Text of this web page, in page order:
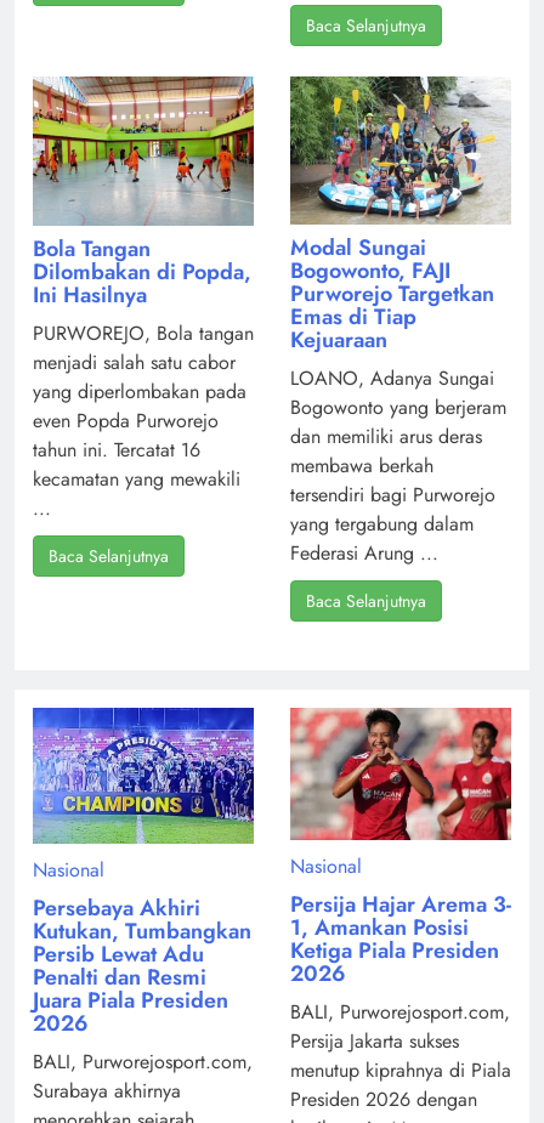
Baca Selanjutnya
Bola Tangan
Dilombakan di Popda,
Ini Hasilnya
PURWOREJO, Bola tangan
menjadi salah satu cabor
yang diperlombakan pada
even Popda Purworejo
tahun ini. Tercatat 16
kecamatan yang mewakili
...
Baca Selanjutnya
Modal Sungai
Bogowonto, FAJI
Purworejo Targetkan
Emas di Tiap
Kejuaraan
LOANO, Adanya Sungai
Bogowonto yang berjeram
dan memiliki arus deras
membawa berkah
tersendiri bagi Purworejo
yang tergabung dalam
Federasi Arung ...
Baca Selanjutnya
Nasional
Persebaya Akhiri
Kutukan, Tumbangkan
Persib Lewat Adu
Penalti dan Resmi
Juara Piala Presiden
2026
BALI, Purworejosport.com,
Surabaya akhirnya
Nasional
Persija Hajar Arema 3-
1, Amankan Posisi
Ketiga Piala Presiden
2026
BALI, Purworejosport.com,
Persija Jakarta sukses
menutup kiprahnya di Piala
Presiden 2026 dengan